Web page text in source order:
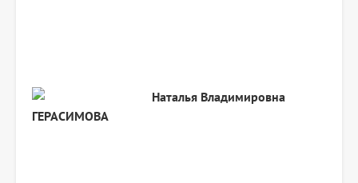
Наталья Владимировна
ГЕРАСИМОВА